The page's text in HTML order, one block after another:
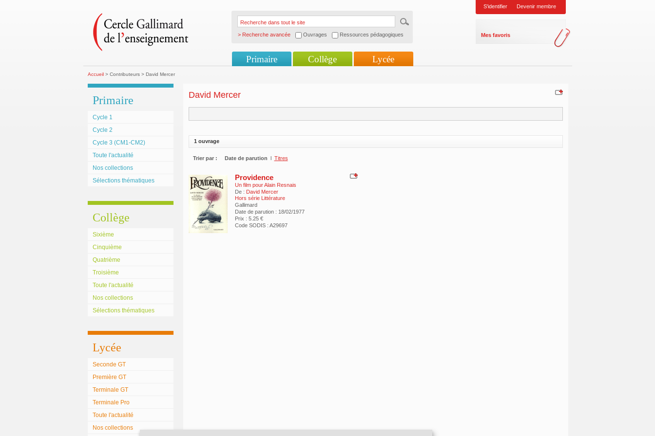
> Recherche avancée Ouvrages Ressources pédagogiques
S'identifier Devenir membre
Mes favoris
Primaire Collège Lycée
Accueil> Contributeurs > David Mercer
Primaire
Cycle 1
Cycle 2
Cycle 3 (CM1-CM2)
Toute l'actualité
Nos collections
Sélections thématiques
Collège
Sixième
Cinquième
Quatrième
Troisième
Toute l'actualité
Nos collections
Sélections thématiques
Lycée
Seconde GT
Première GT
Terminale GT
Terminale Pro
Toute l'actualité
Nos collections
David Mercer
1 ouvrage
Trier par : Date de parution l Titres
Providence
Un film pour Alain Resnais
De : David Mercer
Hors série Littérature
Gallimard
Date de parution : 18/02/1977
Prix : 5.25 €
Code SODIS : A29697